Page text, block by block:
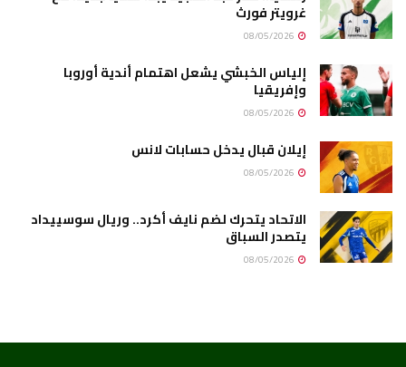
غرويتر فورث
إلياس الخبشي يشعل اهتمام أندية أوروبا
وإفريقيا
إيلان قبال يدخل حسابات لانس
الاتحاد يتحرك لضم نايف أكرد.. وريال سوسييداد
يتصدر السباق